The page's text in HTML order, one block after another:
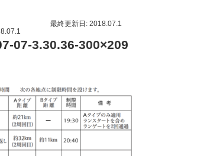
最終更新日: 2018.07.1
07-3.30.36-300×209